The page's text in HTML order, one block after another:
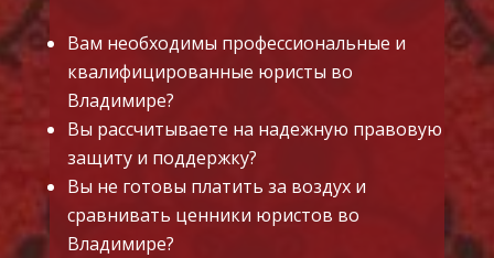
Вам необходимы профессиональные и
квалифицированные юристы во
Владимире?
Вы рассчитываете на надежную правовую
защиту и поддержку?
Вы не готовы платить за воздух и
сравнивать ценники юристов во
Владимире?